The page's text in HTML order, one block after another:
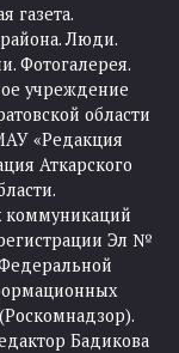
газета.
Люди.
Фотогалерея.
учреждение
области
«Редакция
Аткарского
коммуникаций
Эл №
Бадикова